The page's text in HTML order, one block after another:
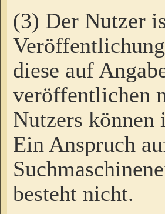
(3) Der Nutzer
diese auf
veröffentlichen
Nutzers können
Ein Anspruch
besteht nicht.